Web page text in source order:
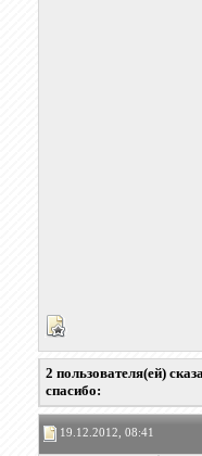
2 пользователя(ей)
cпасибо:
19.12.2012, 08:41